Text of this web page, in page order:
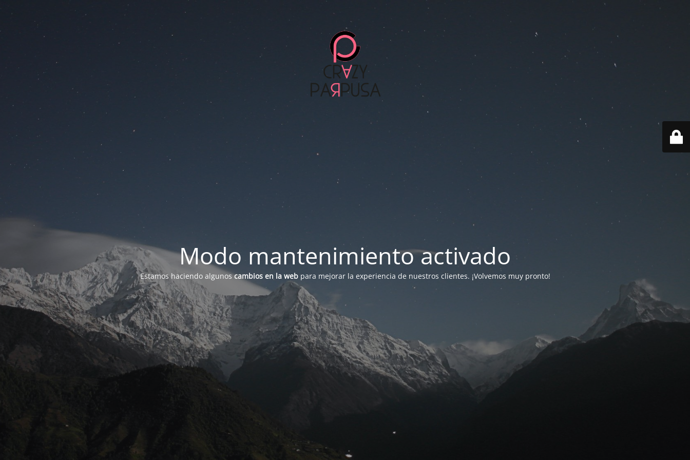
Modo mantenimiento activado
Estamos haciendo algunoscambios en la webpara mejorar la experiencia de nuestros clientes. ¡Volvemos muy pronto!